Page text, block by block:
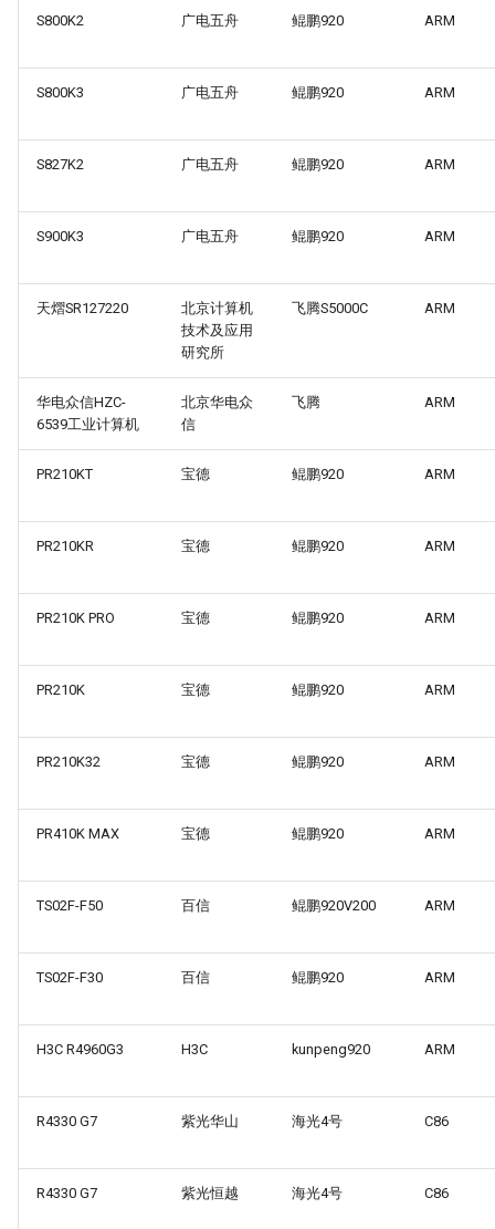
S800K2 广电五舟 鲲鹏920 ARM
S800K3 广电五舟 鲲鹏920 ARM
S827K2 广电五舟 鲲鹏920 ARM
S900K3 广电五舟 鲲鹏920 ARM
天熠SR127220
北京计算机
技术及应用
研究所
飞腾S5000C ARM
华电众信HZC-
6539工业计算机
北京华电众
信
飞腾 ARM
PR210KT 宝德 鲲鹏920 ARM
PR210KR 宝德 鲲鹏920 ARM
PR210K PRO 宝德 鲲鹏920 ARM
PR210K 宝德 鲲鹏920 ARM
PR210K32 宝德 鲲鹏920 ARM
PR410K MAX 宝德 鲲鹏920 ARM
TS02F-F50 百信 鲲鹏920V200 ARM
TS02F-F30 百信 鲲鹏920 ARM
H3C R4960G3 H3C kunpeng920 ARM
R4330 G7 紫光华山 海光4号 C86
R4330 G7 紫光恒越 海光4号 C86